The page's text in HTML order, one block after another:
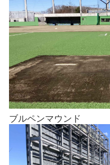
ブルペンマウンド